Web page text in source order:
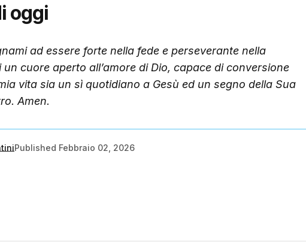
oggi
ad essere forte nella fede e perseverante nella
cuore aperto all’amore di Dio, capace di conversione
vita sia un sì quotidiano a Gesù ed un segno della Sua
Amen.
Published Febbraio 02, 2026